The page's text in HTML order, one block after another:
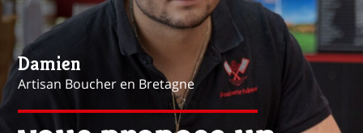
Mathieu
Artisan Boucher à Paris